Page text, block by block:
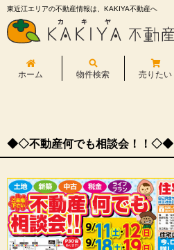
東近江エリアの不動産情報は、KAKIYA不動産へ
ホーム 物件検索 売りたい
◆◇不動産何でも相談会！！◇◆